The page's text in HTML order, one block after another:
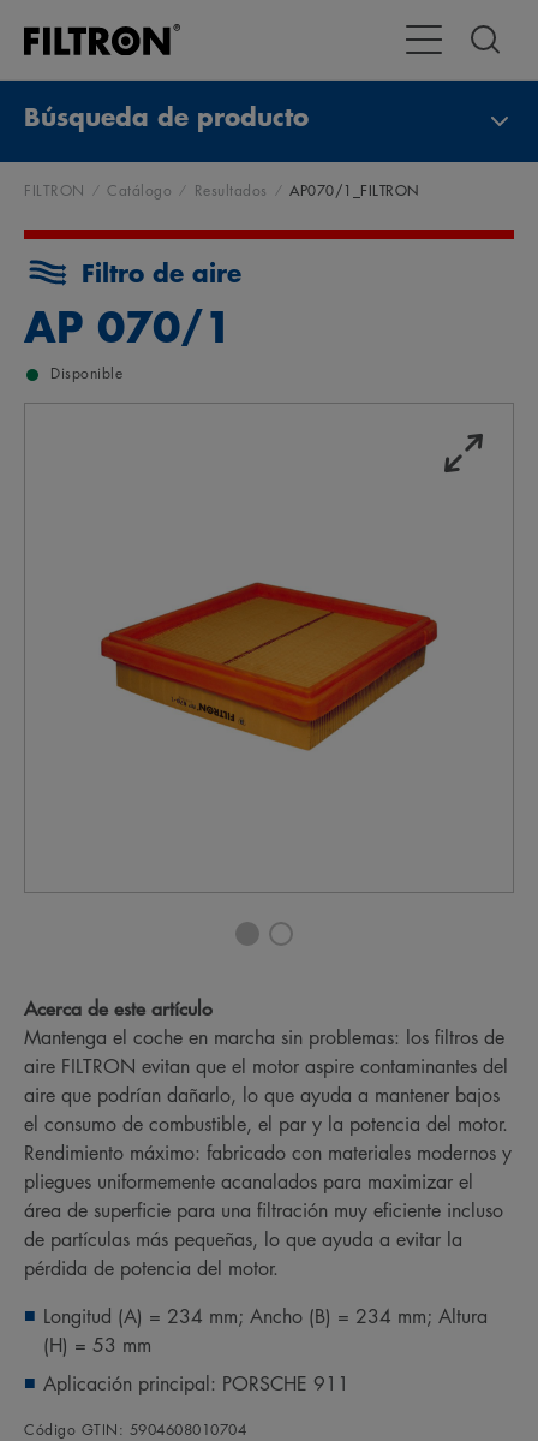
Alternar
Búsqueda de producto
FILTRON Catálogo Resultados AP070/1_FILTRON
Filtro de aire
AP 070/1
Disponible
Acerca de este artículo
Mantenga el coche en marcha sin problemas: los filtros de
aire FILTRON evitan que el motor aspire contaminantes del
aire que podrían dañarlo, lo que ayuda a mantener bajos
el consumo de combustible, el par y la potencia del motor.
Rendimiento máximo: fabricado con materiales modernos y
pliegues uniformemente acanalados para maximizar el
área de superficie para una filtración muy eficiente incluso
de partículas más pequeñas, lo que ayuda a evitar la
pérdida de potencia del motor.
Longitud (A) = 234 mm; Ancho (B) = 234 mm; Altura
(H) = 53 mm
Aplicación principal: PORSCHE 911
Código GTIN: 5904608010704